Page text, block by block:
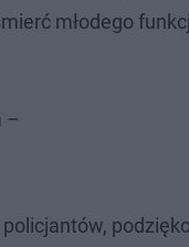
młodego
–